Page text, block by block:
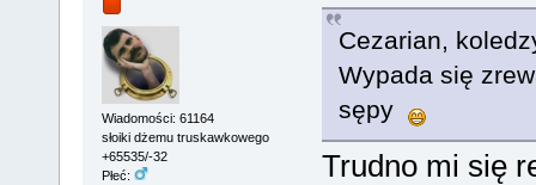
Wiadomości: 61164
słoiki dżemu truskawkowego
+65535/-32
Płeć:
Cezarian,
Wypada się
sępy
Trudno mi się